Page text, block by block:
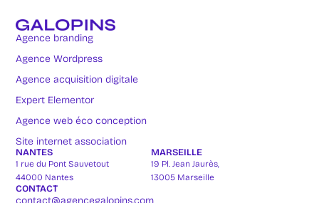
Agence branding
Agence Wordpress
Agence acquisition digitale
Expert Elementor
Agence web éco conception
Site internet association
NANTES
1 rue du Pont Sauvetout
44000 Nantes
MARSEILLE
19 Pl. Jean Jaurès,
13005 Marseille
CONTACT